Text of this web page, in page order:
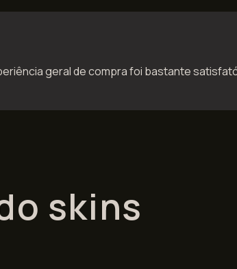
geral de compra foi bastante
skins